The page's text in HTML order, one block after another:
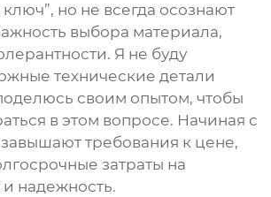
но не всегда осознают
выбора материала,
Я не буду
технические детали
своим опытом, чтобы
в этом вопросе. Начиная с
завышают требования к цене,
затраты на
надежность.